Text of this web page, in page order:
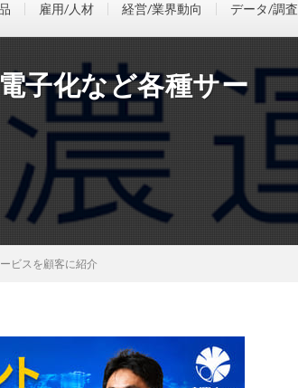
雇用/人材 経営/業界動向 データ/調査
子化など各種サー
ビスを顧客に紹介